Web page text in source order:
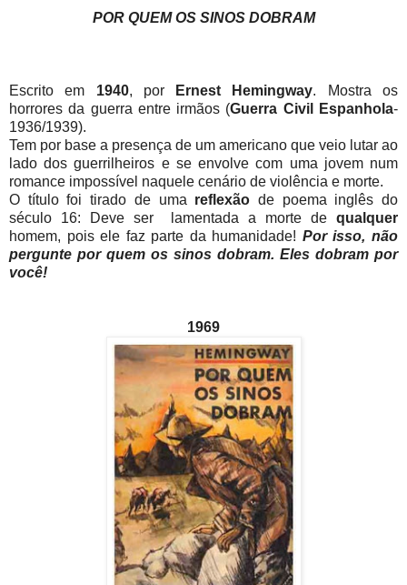
POR QUEM OS SINOS DOBRAM
Escrito em 1940, por Ernest Hemingway. Mostra os
horrores da guerra entre irmãos (Guerra Civil Espanhola-
1936/1939).
Tem por base a presença de um americano que veio lutar ao
lado dos guerrilheiros e se envolve com uma jovem num
romance impossível naquele cenário de violência e morte.
O título foi tirado de uma reflexão de poema inglês do
século 16: Deve ser lamentada a morte de qualquer
homem, pois ele faz parte da humanidade! Por isso, não
pergunte por quem os sinos dobram. Eles dobram por
você!
1969